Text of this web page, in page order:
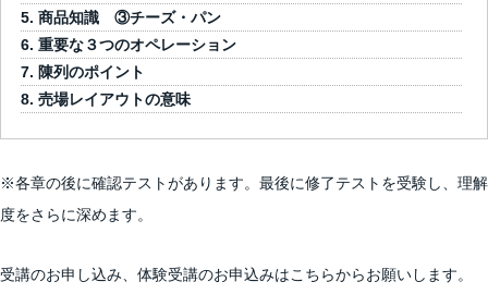
商品知識 ③チーズ・パン
重要な３つのオペレーション
陳列のポイント
売場レイアウトの意味
※各章の後に確認テストがあります。最後に修了テストを受験し、理解
度をさらに深めます。
受講のお申し込み、体験受講のお申込みはこちらからお願いします。